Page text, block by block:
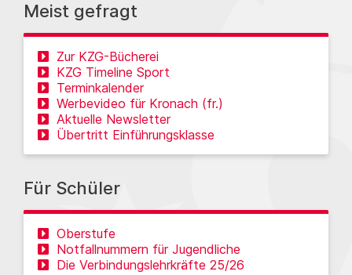
Meist gefragt
Zur KZG-Bücherei
KZG Timeline Sport
Terminkalender
Werbevideo für Kronach (fr.)
Aktuelle Newsletter
Übertritt Einführungsklasse
Für Schüler
Oberstufe
Notfallnummern für Jugendliche
Die Verbindungslehrkräfte 25/26